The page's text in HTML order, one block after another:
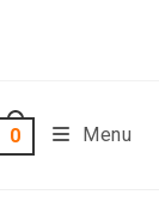
0 Menu